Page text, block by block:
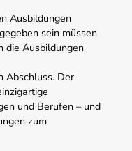
Ausbildungen
sein müssen
die Ausbildungen
Abschluss. Der
und Berufen – und
zum